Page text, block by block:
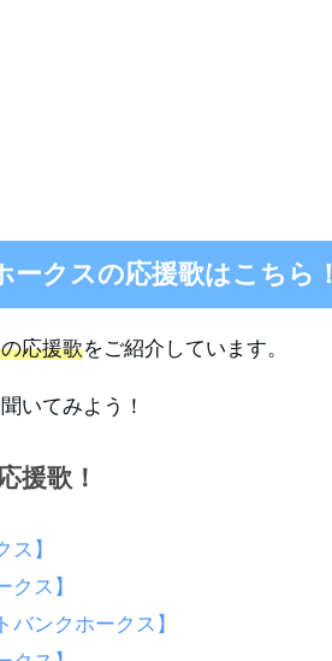
クスの応援歌はこちら！
応援歌をご紹介しています。
いてみよう！
援歌！
】
ス】
ンクホークス】